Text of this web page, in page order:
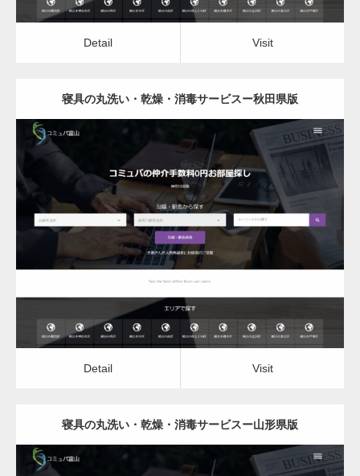
Detail Visit
寝具の丸洗い・乾燥・消毒サービスー秋田県版
更新日： 2022.12.06
寝具の丸洗い・乾燥・消毒サービス
Detail Visit
Detail Visit
寝具の丸洗い・乾燥・消毒サービスー山形県版